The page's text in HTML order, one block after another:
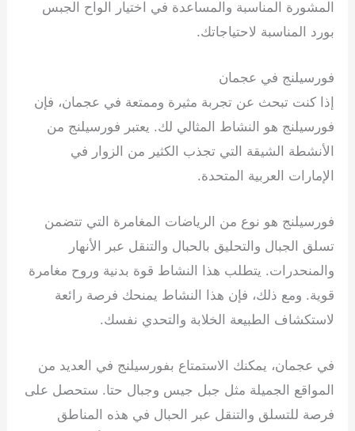
المشورة المناسبة والمساعدة في اختيار الواح الجبس
بورد المناسبة لاحتياجاتك.
فورسيلنج في عجمان
إذا كنت تبحث عن تجربة مثيرة وممتعة في عجمان، فإن
فورسيلنج هو النشاط المثالي لك. يعتبر فورسيلنج من
الأنشطة الشيقة التي تجذب الكثير من الزوار في
الإمارات العربية المتحدة.
فورسيلنج هو نوع من الرياضات المغامرة التي تتضمن
تسلق الجبال والتحليق بالحبال والتنقل عبر الأنهار
والمنحدرات. يتطلب هذا النشاط قوة بدنية وروح مغامرة
قوية. ومع ذلك، فإن هذا النشاط يمنحك فرصة رائعة
لاستكشاف الطبيعة الخلابة والتحدي نفسك.
في عجمان، يمكنك الاستمتاع بفورسيلنج في العديد من
المواقع الجميلة مثل جبل جيس وجبال حتا. ستحصل على
فرصة للتسلق والتنقل عبر الحبال في هذه المناطق